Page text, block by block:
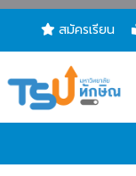
สมัครเรียน